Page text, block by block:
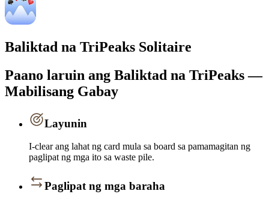
Baliktad na TriPeaks Solitaire
Paano laruin ang Baliktad na TriPeaks —
Mabilisang Gabay
Layunin
I-clear ang lahat ng card mula sa board sa pamamagitan ng
paglipat ng mga ito sa waste pile.
Paglipat ng mga baraha